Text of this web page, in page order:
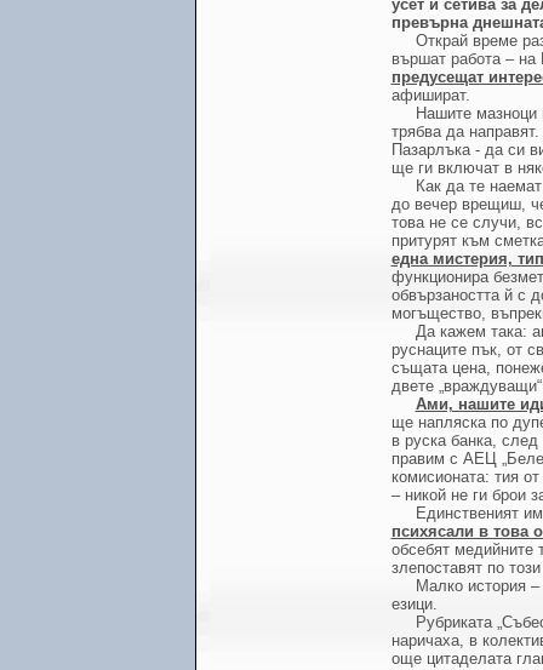
усет и сетива за
превърна
Открай време
вършат работа –
предусещат
афишират.
Нашите мазноци
трябва да
Пазарлъка - да си
ще ги включат в
Как да те
до вечер врещиш,
това не се случи,
притурят към
една мистерия,
функционира
обвързаността й с
могъщество,
Да кажем така:
руснаците пък, от
същата цена,
двете
Ами, нашите
ще напляска по
в руска банка,
правим с АЕЦ
комисионата: тия
– никой не ги брои
Единственият
психясали в това
обсебят медийните
злепоставят по
Малко история
езици.
Рубриката
наричаха, в
още цитаделата